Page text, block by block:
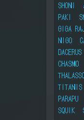
SHONI
PAKI
GIGA
NIGO
DACERUS
CHASMO
TITANIS
PARAPU
SQUIK